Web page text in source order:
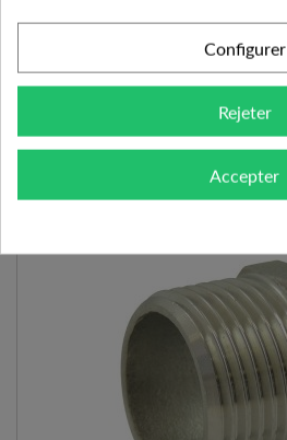
3.38 € 5,64 €
Ajouter à mes préférences
Configurer
Rejeter
Accepter